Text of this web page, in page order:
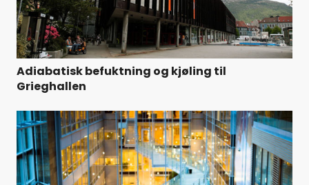
Adiabatisk befuktning og kjøling til
Grieghallen